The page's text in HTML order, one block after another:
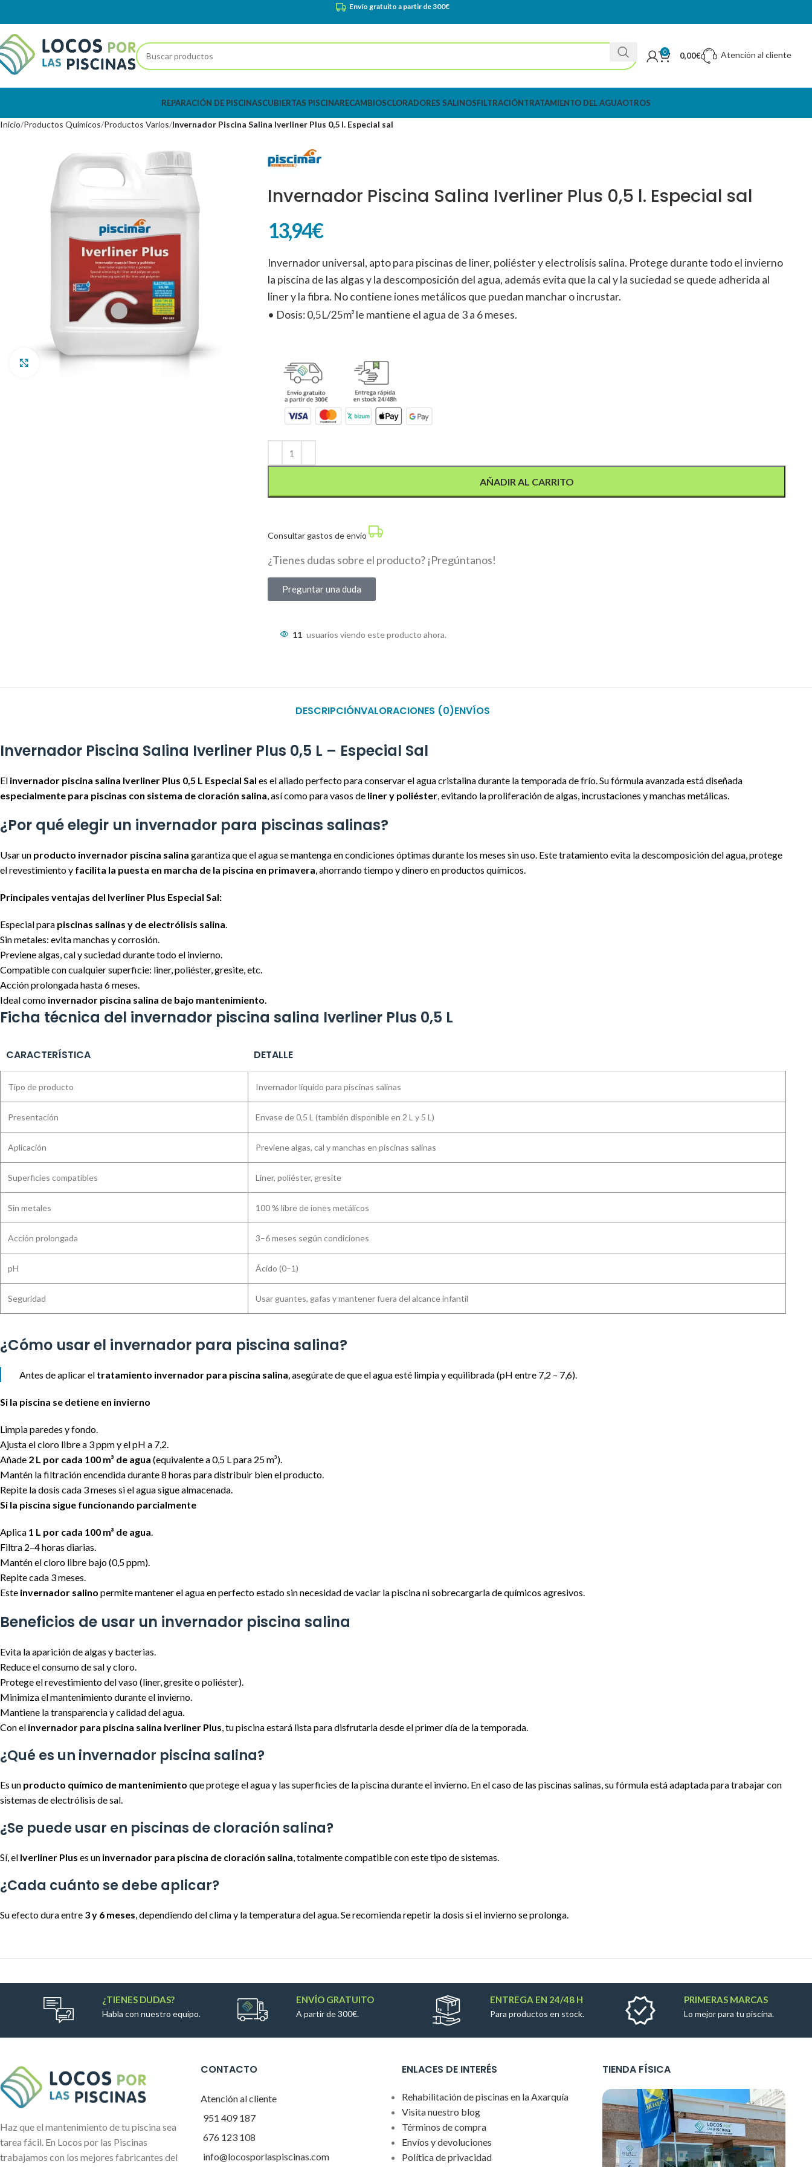
Envío gratuito a partir de 300€
0 0,00€ Atención al cliente
REPARACIÓN DE PISCINASCUBIERTAS PISCINARECAMBIOSCLORADORES SALINOSFILTRACIÓNTRATAMIENTO DEL AGUAOTROS
Inicio Productos Químicos Productos Varios Invernador Piscina Salina Iverliner Plus 0,5 l. Especial sal
Clic para ampliar
Invernador Piscina Salina Iverliner Plus 0,5 l. Especial sal
13,94€
Invernador universal, apto para piscinas de liner, poliéster y electrolisis salina. Protege durante todo el invierno
la piscina de las algas y la descomposición del agua, además evita que la cal y la suciedad se quede adherida al
liner y la fibra. No contiene iones metálicos que puedan manchar o incrustar.
• Dosis: 0,5L/25m³ le mantiene el agua de 3 a 6 meses.
AÑADIR AL CARRITO
Consultar gastos de envío
¿Tienes dudas sobre el producto? ¡Pregúntanos!
Preguntar una duda
11 usuarios viendo este producto ahora.
DESCRIPCIÓNVALORACIONES (0)ENVÍOS
Invernador Piscina Salina Iverliner Plus 0,5 L – Especial Sal
El invernador piscina salina Iverliner Plus 0,5 L Especial Sal es el aliado perfecto para conservar el agua cristalina durante la temporada de frío. Su fórmula avanzada está diseñada
especialmente para piscinas con sistema de cloración salina, así como para vasos de liner y poliéster, evitando la proliferación de algas, incrustaciones y manchas metálicas.
¿Por qué elegir un invernador para piscinas salinas?
Usar un producto invernador piscina salina garantiza que el agua se mantenga en condiciones óptimas durante los meses sin uso. Este tratamiento evita la descomposición del agua, protege
el revestimiento y facilita la puesta en marcha de la piscina en primavera, ahorrando tiempo y dinero en productos químicos.
Principales ventajas del Iverliner Plus Especial Sal:
Especial para piscinas salinas y de electrólisis salina.
Sin metales: evita manchas y corrosión.
Previene algas, cal y suciedad durante todo el invierno.
Compatible con cualquier superficie: liner, poliéster, gresite, etc.
Acción prolongada hasta 6 meses.
Ideal como invernador piscina salina de bajo mantenimiento.
Ficha técnica del invernador piscina salina Iverliner Plus 0,5 L
CARACTERÍSTICA DETALLE
Tipo de producto Invernador líquido para piscinas salinas
Presentación Envase de 0,5 L (también disponible en 2 L y 5 L)
Aplicación Previene algas, cal y manchas en piscinas salinas
Superficies compatibles Liner, poliéster, gresite
Sin metales 100 % libre de iones metálicos
Acción prolongada 3–6 meses según condiciones
pH Ácido (0–1)
Seguridad Usar guantes, gafas y mantener fuera del alcance infantil
¿Cómo usar el invernador para piscina salina?
Antes de aplicar el tratamiento invernador para piscina salina, asegúrate de que el agua esté limpia y equilibrada (pH entre 7,2 – 7,6).
Si la piscina se detiene en invierno
Limpia paredes y fondo.
Ajusta el cloro libre a 3 ppm y el pH a 7,2.
Añade 2 L por cada 100 m³ de agua (equivalente a 0,5 L para 25 m³).
Mantén la filtración encendida durante 8 horas para distribuir bien el producto.
Repite la dosis cada 3 meses si el agua sigue almacenada.
Si la piscina sigue funcionando parcialmente
Aplica 1 L por cada 100 m³ de agua.
Filtra 2–4 horas diarias.
Mantén el cloro libre bajo (0,5 ppm).
Repite cada 3 meses.
Este invernador salino permite mantener el agua en perfecto estado sin necesidad de vaciar la piscina ni sobrecargarla de químicos agresivos.
Beneficios de usar un invernador piscina salina
Evita la aparición de algas y bacterias.
Reduce el consumo de sal y cloro.
Protege el revestimiento del vaso (liner, gresite o poliéster).
Minimiza el mantenimiento durante el invierno.
Mantiene la transparencia y calidad del agua.
Con el invernador para piscina salina Iverliner Plus, tu piscina estará lista para disfrutarla desde el primer día de la temporada.
¿Qué es un invernador piscina salina?
Es un producto químico de mantenimiento que protege el agua y las superficies de la piscina durante el invierno. En el caso de las piscinas salinas, su fórmula está adaptada para trabajar con
sistemas de electrólisis de sal.
¿Se puede usar en piscinas de cloración salina?
Sí, el Iverliner Plus es un invernador para piscina de cloración salina, totalmente compatible con este tipo de sistemas.
¿Cada cuánto se debe aplicar?
Su efecto dura entre 3 y 6 meses, dependiendo del clima y la temperatura del agua. Se recomienda repetir la dosis si el invierno se prolonga.
¿TIENES DUDAS?
Habla con nuestro equipo.
ENVÍO GRATUITO
A partir de 300€.
ENTREGA EN 24/48 H
Para productos en stock.
PRIMERAS MARCAS
Lo mejor para tu piscina.
Haz que el mantenimiento de tu piscina sea
tarea fácil. En Locos por las Piscinas
trabajamos con los mejores fabricantes del
CONTACTO
Atención al cliente
951 409 187
676 123 108
info@locosporlaspiscinas.com
ENLACES DE INTERÉS
Rehabilitación de piscinas en la Axarquía
Visita nuestro blog
Términos de compra
Envíos y devoluciones
Política de privacidad
TIENDA FÍSICA